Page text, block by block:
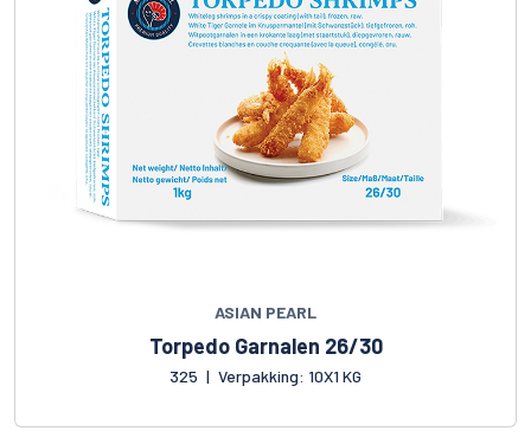
ASIAN PEARL
Torpedo Garnalen 26/30
325 | Verpakking: 10X1 KG